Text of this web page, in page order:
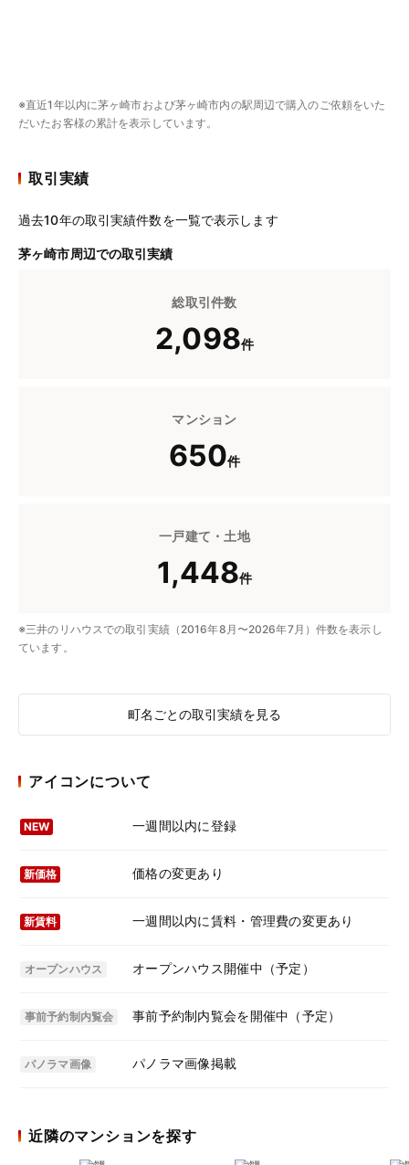
※直近1年以内に茅ヶ崎市および茅ヶ崎市内の駅周辺で購入のご依頼をいた
だいたお客様の累計を表示しています。
取引実績
過去10年の取引実績件数を一覧で表示します
茅ヶ崎市周辺での取引実績
総取引件数
2,098件
マンション
650件
一戸建て・土地
1,448件
※三井のリハウスでの取引実績（2016年8月〜2026年7月）件数を表示し
ています。
町名ごとの取引実績を見る
アイコンについて
NEW 一週間以内に登録
新価格 価格の変更あり
新賃料 一週間以内に賃料・管理費の変更あり
オープンハウス オープンハウス開催中（予定）
事前予約制内覧会 事前予約制内覧会を開催中（予定）
パノラマ画像 パノラマ画像掲載
近隣のマンションを探す